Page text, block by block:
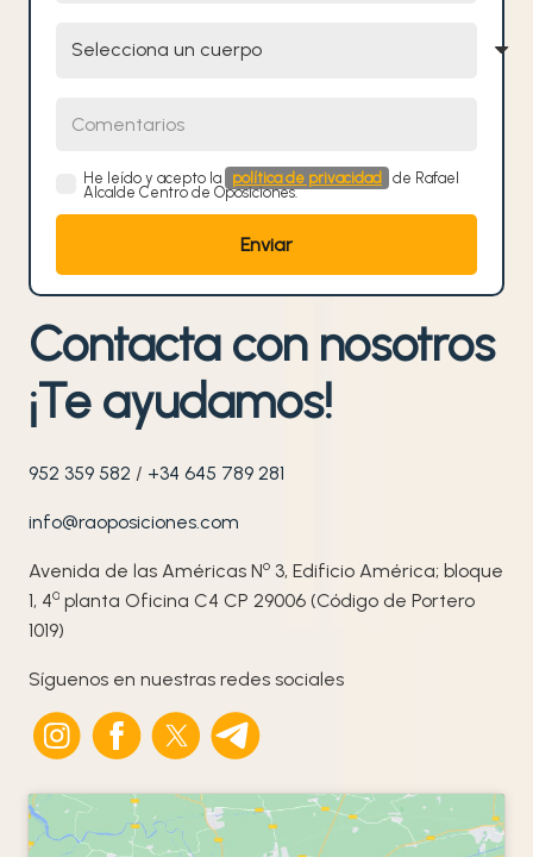
He leído y acepto la política de privacidad
de Rafael
Alcalde Centro de Oposiciones.
Contacta con nosotros
¡Te ayudamos!
952 359 582 / +34 645 789 281
info@raoposiciones.com
Avenida de las Américas No 3, Edificio América; bloque
1, 4ª planta Oficina C4 CP 29006 (Código de Portero
1019)
Síguenos en nuestras redes sociales